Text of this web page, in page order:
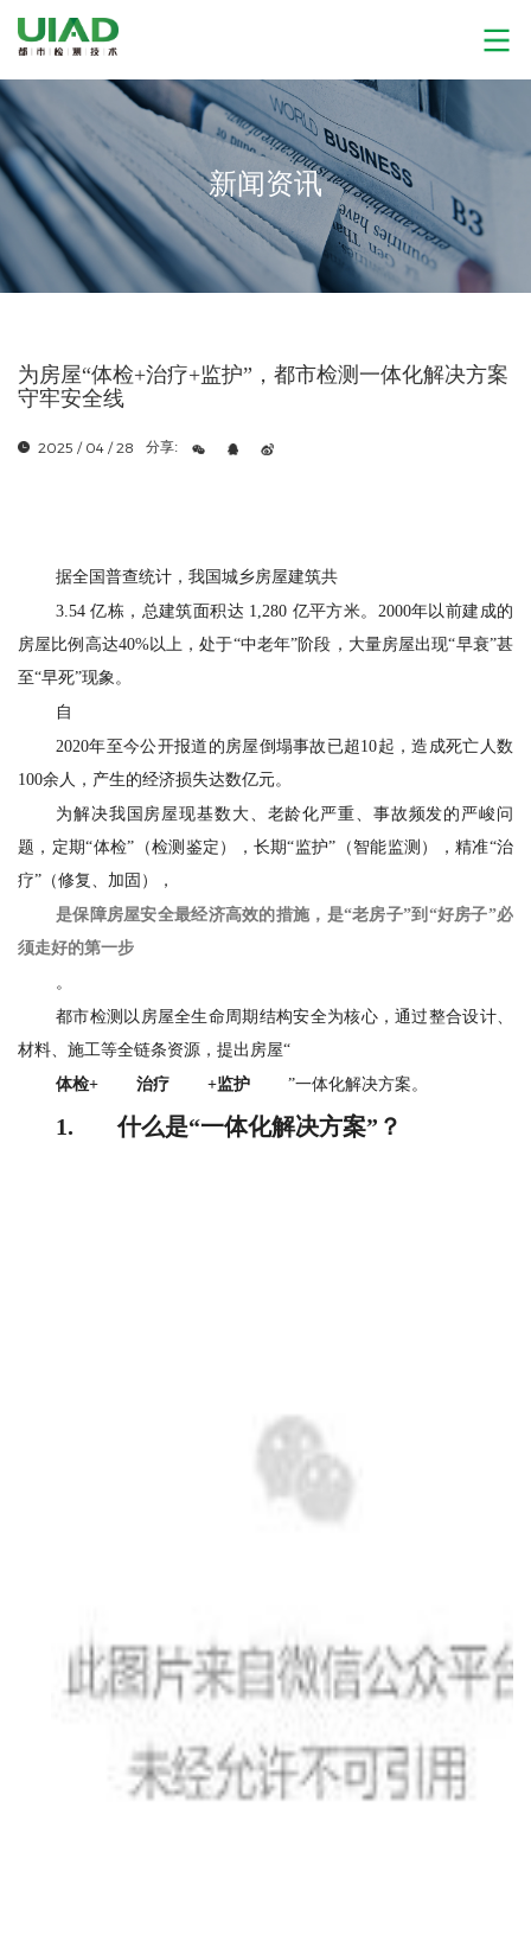
新闻资讯
为房屋“体检+治疗+监护”，都市检测一体化解决方案
守牢安全线
2025 / 04 / 28 分享:
据全国普查统计，我国城乡房屋建筑共
3.54 亿栋，总建筑面积达 1,280 亿平方米。2000年以前建成的
房屋比例高达40%以上，处于“中老年”阶段，大量房屋出现“早衰”甚
至“早死”现象。
自
2020年至今公开报道的房屋倒塌事故已超10起，造成死亡人数
100余人，产生的经济损失达数亿元。
为解决我国房屋现基数大、老龄化严重、事故频发的严峻问
题，定期“体检”（检测鉴定），长期“监护”（智能监测），精准“治
疗”（修复、加固），
是保障房屋安全最经济高效的措施，是“老房子”到“好房子”必
须走好的第一步
。
都市检测以房屋全生命周期结构安全为核心，通过整合设计、
材料、施工等全链条资源，提出房屋“
体检+
治疗 +监护 ”一体化解决方案。
1. 什么是“一体化解决方案”？